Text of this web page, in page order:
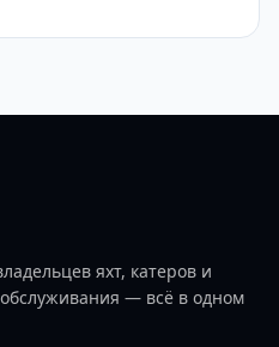
яхт, катеров и
— всё в одном